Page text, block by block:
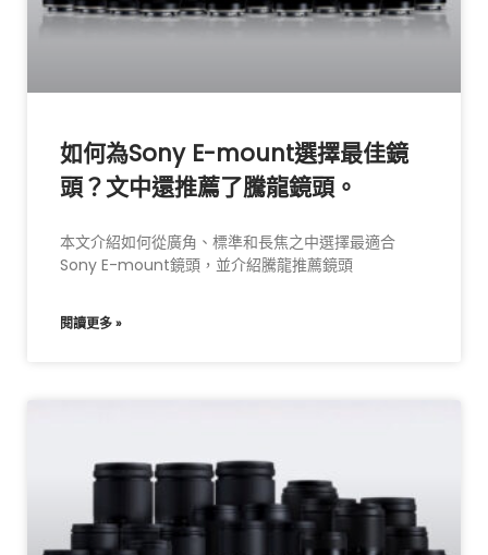
如何為Sony E-mount選擇最佳鏡
頭？文中還推薦了騰龍鏡頭。​
本文介紹如何從廣角、標準和長焦之中選擇最適合
Sony E-mount鏡頭，並介紹騰龍推薦鏡頭
閱讀更多 »